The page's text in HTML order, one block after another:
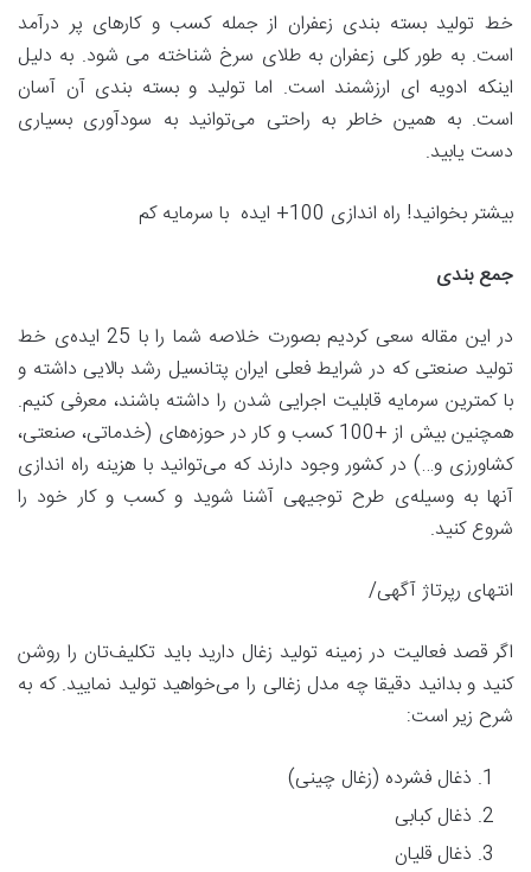
خط تولید بسته بندی زعفران از جمله کسب و کارهای پر درآمد
است. به طور کلی زعفران به طلای سرخ شناخته می شود. به دلیل
اینکه ادویه ای ارزشمند است. اما تولید و بسته بندی آن آسان
است. به همین خاطر به راحتی می‌توانید به سودآوری بسیاری
دست یابید.
بیشتر بخوانید! راه اندازی 100+ ایده با سرمایه کم
جمع بندی
در این مقاله سعی کردیم بصورت خلاصه شما را با 25 ایده‌ی خط
تولید صنعتی که در شرایط فعلی ایران پتانسیل رشد بالایی داشته و
با کمترین سرمایه قابلیت اجرایی شدن را داشته باشند، معرفی کنیم.
همچنین بیش از +100 کسب و کار در حوزه‌های (خدماتی، صنعتی،
کشاورزی و…) در کشور وجود دارند که می‌توانید با هزینه راه اندازی
آنها به وسیله‌ی طرح توجیهی آشنا شوید و کسب و کار خود را
شروع کنید.
انتهای رپرتاژ آگهی/
اگر قصد فعالیت در زمینه تولید زغال دارید باید تکلیف‌تان را روشن
کنید و بدانید دقیقا چه مدل زغالی را می‌خواهید تولید نمایید. که به
شرح زیر است:
ذغال فشرده (زغال چینی)
ذغال کبابی
ذغال قلیان